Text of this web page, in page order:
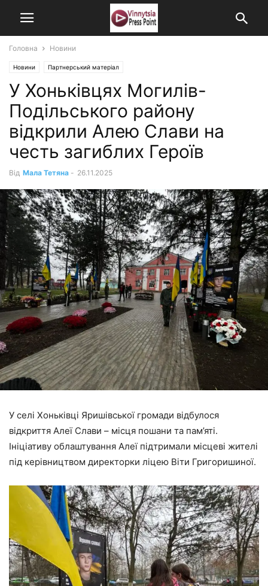
Головна Новини
Новини Партнерський матеріал
У Хоньківцях Могилів-
Подільського району
відкрили Алею Слави на
честь загиблих Героїв
Від Мала Тетяна - 26.11.2025
У селі Хоньківці Яришівської громади відбулося
відкриття Алеї Слави – місця пошани та пам’яті.
Ініціативу облаштування Алеї підтримали місцеві жителі
під керівництвом директорки ліцею Віти Григоришиної.